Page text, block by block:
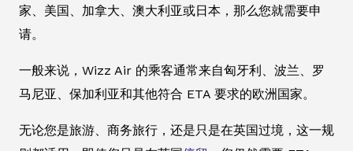
家、美国、加拿大、澳大利亚或日本，那么您就需要申
请。
一般来说，Wizz Air 的乘客通常来自匈牙利、波兰、罗
马尼亚、保加利亚和其他符合 ETA 要求的欧洲国家。
无论您是旅游、商务旅行，还是只是在英国过境，这一规